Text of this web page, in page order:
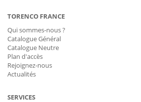
TORENCO FRANCE
Qui sommes-nous ?
Catalogue Général
Catalogue Neutre
Plan d'accès
Rejoignez-nous
Actualités
SERVICES